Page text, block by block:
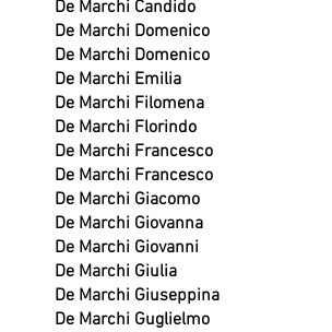
De Marchi Candido
De Marchi Domenico
De Marchi Domenico
De Marchi Emilia
De Marchi Filomena
De Marchi Florindo
De Marchi Francesco
De Marchi Francesco
De Marchi Giacomo
De Marchi Giovanna
De Marchi Giovanni
De Marchi Giulia
De Marchi Giuseppina
De Marchi Guglielmo